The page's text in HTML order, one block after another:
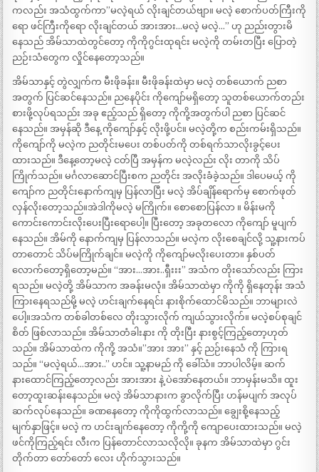
ကလည်း အသံထွက်ကာ”မလဲ့ရယ် လိုးချင်တယ်ဗျာ။ မလဲ့ စောက်ပတ်ကြီးကို
ရော ဖင်ကြီးကိုရော လိုးချင်တယ် အားအား…မလဲ့ မလဲ့…” ဟု ညည်းတွားမိ
နေသည် အိမ်သာထဲတွင်တော့ ကိုကိုဂွင်းထုရင်း မလဲ့ကို တမ်းတပြီး ပြောတဲ့
ညဉ်းသံတွေက လှိုင်နေတော့သည်။
အိမ်သာနှင့် တွဲလျှက်က မီးဖိုခန်း။ မီးဖိုခန်းထဲမှာ မလဲ့ တစ်ယောက် ညစာ
အတွက် ပြင်ဆင်နေသည်။ ညနေပိုင်း ကိုကျော်မရှိတော့ သူတစ်ယောက်တည်း
စားဖို့လုပ်ရသည်း အခု ဧည့်သည် ရှိတော့ ကိုကို့အတွက်ပါ ညစာ ပြင်ဆင်
နေသည်။ အမှန်ဆို ဒီနေ့ ကိုကျော်နှင့် လိုးဖို့ပင်။ မလဲ့တို့က စည်းကမ်းရှိသည်။
ကိုကျော်ကို မလဲ့က ညတိုင်းမပေး တစ်ပတ်ကို တစ်ရက်သာလိုးခွင့်ပေး
ထားသည်။ ဒီနေ့တော့မလဲ့ ငတ်ပြီ အမှန်က မလဲ့လည်း လိုး တာကို သိပ်
ကြိုက်သည်။ မင်္ဂလာဆောင်ပြီးစက ညတိုင်း အလိုးခံခဲ့သည်။ ဒါပေမယ့် ကို
ကျော်က ညတိုင်းနောက်ကျမှ ပြန်လာပြီး မလဲ့ အိပ်ချိန်ရောက်မှ စောက်ဖုတ်
လှန်လိုးတော့သည်။အဲဒါကိုမလဲ့ မကြိုက်။ စောစောပြန်လာ ။ မိန်းမကို
ကောင်းကောင်းလိုးပေးပြီးရောပေါ့။ ပြီးတော့ အခုတလော ကိုကျော် မူပျက်
နေသည်။ အိမ်ကို နောက်ကျမှ ပြန်လာသည်။ မလဲ့က လိုးစေချင်လို့ သူ့နားကပ်
တာတောင် သိပ်မကြိုက်ချင်။ မလဲ့ကို ကိုကျော်မလိုးပေးတာ။ နှစ်ပတ်
လောက်တော့ရှိတော့မည်။ “အား…အား..ရှီးးး” အသံက တိုးသော်လည်း ကြား
ရသည်။ မလဲ့တို့ အိမ်သာက အခန်းမလုံ။ အိမ်သာထဲမှာ ကိုကို ရှိနေတုန်း အသံ
ကြားနေရသည်မို့ မလဲ့ ဟင်းချက်နေရင်း နားစိုက်ထောင်မိသည်။ ဘာများလဲ
ပေါ့။အသံက တစ်ခါတစ်လေ တိုးသွားလိုက် ကျယ်သွားလိုက်။ မလဲ့စပ်စုချင်
စိတ် ဖြစ်လာသည်။ အိမ်သာတံခါးနား ကို တိုးပြီး နားစွင့်ကြည့်တော့ဟုတ်
သည်။ အိမ်သာထဲက ကိုကို့ အသံ။”အား အား” နှင့် ညဉ်းနေသံ ကို ကြားရ
သည်။ “မလဲ့ရယ်…အား..” ဟင်။ သူ့နာမည် ကို ခေါ်သံ။ ဘာပါလိမ့်။ ဆက်
နားထောင်ကြည့်တော့လည်း အားအား နဲ့ ပဲအော်နေတယ်။ ဘာမှန်းမသိ။ ထူး
တော့ထူးဆန်းနေသည်။ မလဲ့ အိမ်သာနားက ခွာလိုက်ပြီး ဟန်မပျက် အလုပ်
ဆက်လုပ်နေသည်။ ခဏနေတော့ ကိုကိုထွက်လာသည်။ ချွေးစို့နေသည့်
မျက်နှာဖြင့်။ မလဲ့ က ဟင်းချက်နေတော့ ကိုကို့ကို ကျောပေးထားသည်။ မလဲ့
ဖင်ကိုကြည့်ရင်း လီးက ပြန်တောင်လာသလိုလို။ ခုနက အိမ်သာထဲမှာ ဂွင်း
တိုက်တာ တော်တော် လေး ဟိုက်သွားသည်။